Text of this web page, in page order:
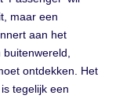
maar een
aan het
ontdekken. Het
tegelijk een